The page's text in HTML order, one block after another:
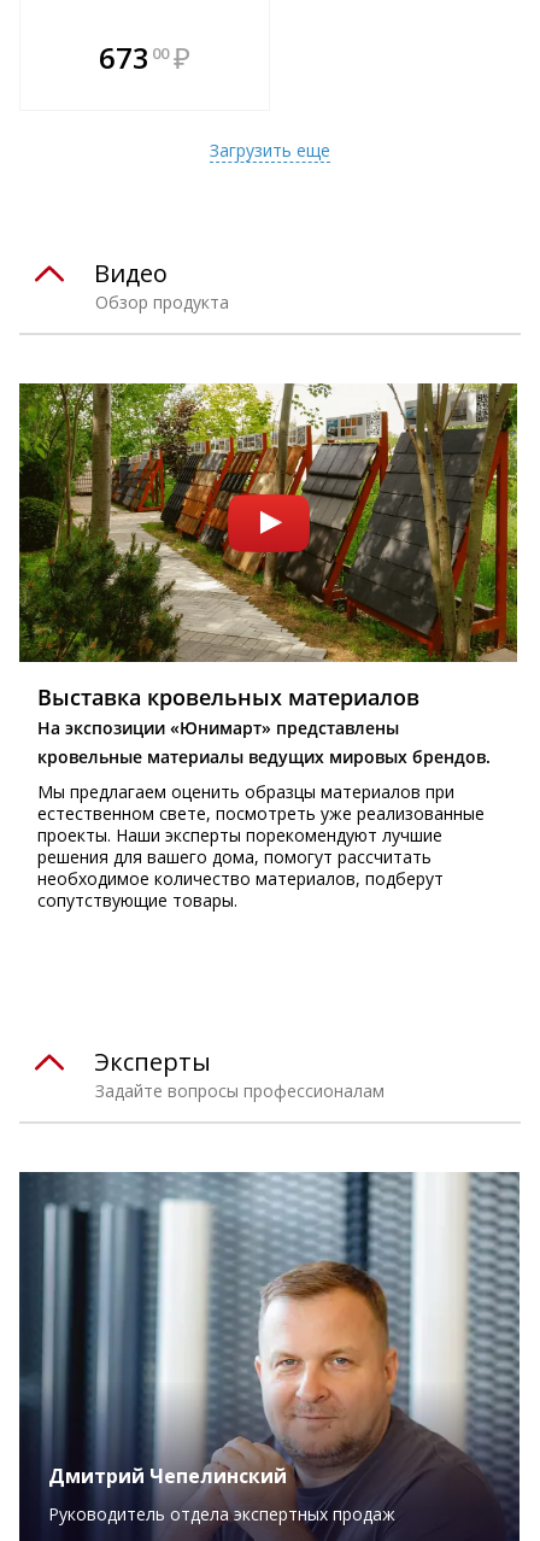
673 00 ₽
Загрузить еще
Обзор продукта
Видео
Выставка кровельных материалов
На экспозиции «Юнимарт» представлены
кровельные материалы ведущих мировых брендов.
Мы предлагаем оценить образцы материалов при
естественном свете, посмотреть уже реализованные
проекты. Наши эксперты порекомендуют лучшие
решения для вашего дома, помогут рассчитать
необходимое количество материалов, подберут
сопутствующие товары.
Задайте вопросы профессионалам
Эксперты
Дмитрий Чепелинский
Руководитель отдела экспертных продаж